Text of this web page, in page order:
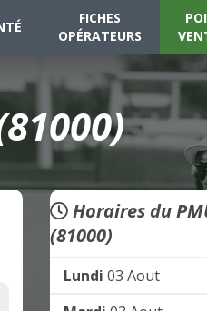
FICHES
OPÉRATEURS
Horaires du
(81000)
Lundi 03 Aout